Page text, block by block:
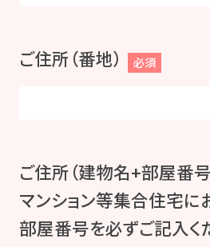
ご住所（番地） 必須
ご住所（建物名+部屋番号
マンション等集合住宅に
部屋番号を必ずご記入く